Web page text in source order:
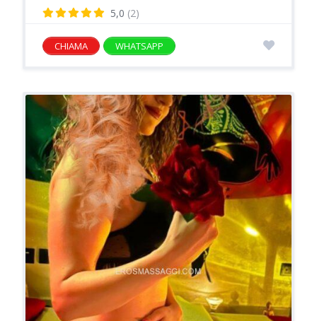
5,0 (2)
CHIAMA WHATSAPP